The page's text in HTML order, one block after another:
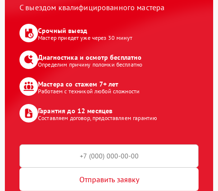
С выездом квалифицированного мастера
Срочный выезд
Мастер приедет уже через 30 минут
Диагностика и осмотр бесплатно
Определим причину поломки бесплатно
Мастера со стажем 7+ лет
Работаем с техникой любой сложности
Гарантия до 12 месяцев
Составляем договор, предоставляем гарантию
Отправить заявку